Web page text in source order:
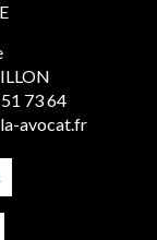
73 64
avocat.fr